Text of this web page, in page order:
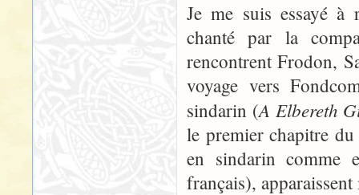
Je me suis essayé à
chanté par la
rencontrent Frodon,
voyage vers
sindarin (A Elbereth
le premier chapitre
en sindarin comme
français),